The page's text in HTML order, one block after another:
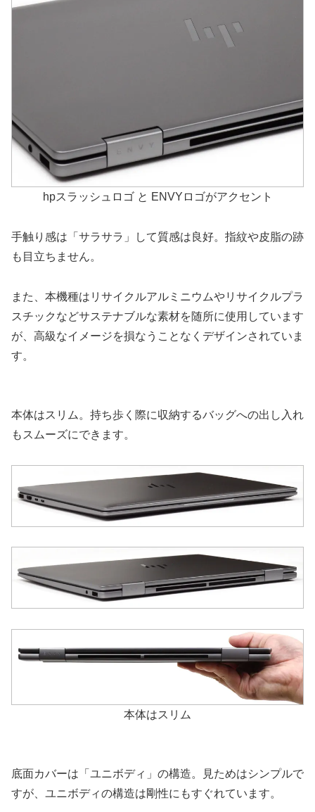
hpスラッシュロゴ と ENVYロゴがアクセント
手触り感は「サラサラ」して質感は良好。指紋や皮脂の跡
も目立ちません。
また、本機種はリサイクルアルミニウムやリサイクルプラ
スチックなどサステナブルな素材を随所に使用しています
が、高級なイメージを損なうことなくデザインされていま
す。
本体はスリム。持ち歩く際に収納するバッグへの出し入れ
もスムーズにできます。
本体はスリム
底面カバーは「ユニボディ」の構造。見ためはシンプルで
すが、ユニボディの構造は剛性にもすぐれています。